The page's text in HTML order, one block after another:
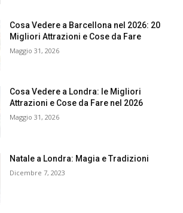
Cosa Vedere a Barcellona nel 2026: 20
Migliori Attrazioni e Cose da Fare
Maggio 31, 2026
Cosa Vedere a Londra: le Migliori
Attrazioni e Cose da Fare nel 2026
Maggio 31, 2026
Natale a Londra: Magia e Tradizioni
Dicembre 7, 2023